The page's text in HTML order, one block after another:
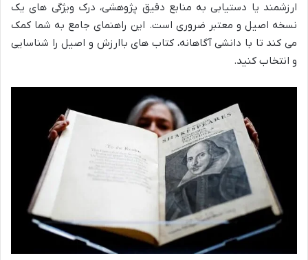
ارزشمند یا دستیابی به منابع دقیق پژوهشی، درک ویژگی های یک
نسخه اصیل و معتبر ضروری است. این راهنمای جامع به شما کمک
می کند تا با دانشی آگاهانه، کتاب های باارزش و اصیل را شناسایی
و انتخاب کنید.